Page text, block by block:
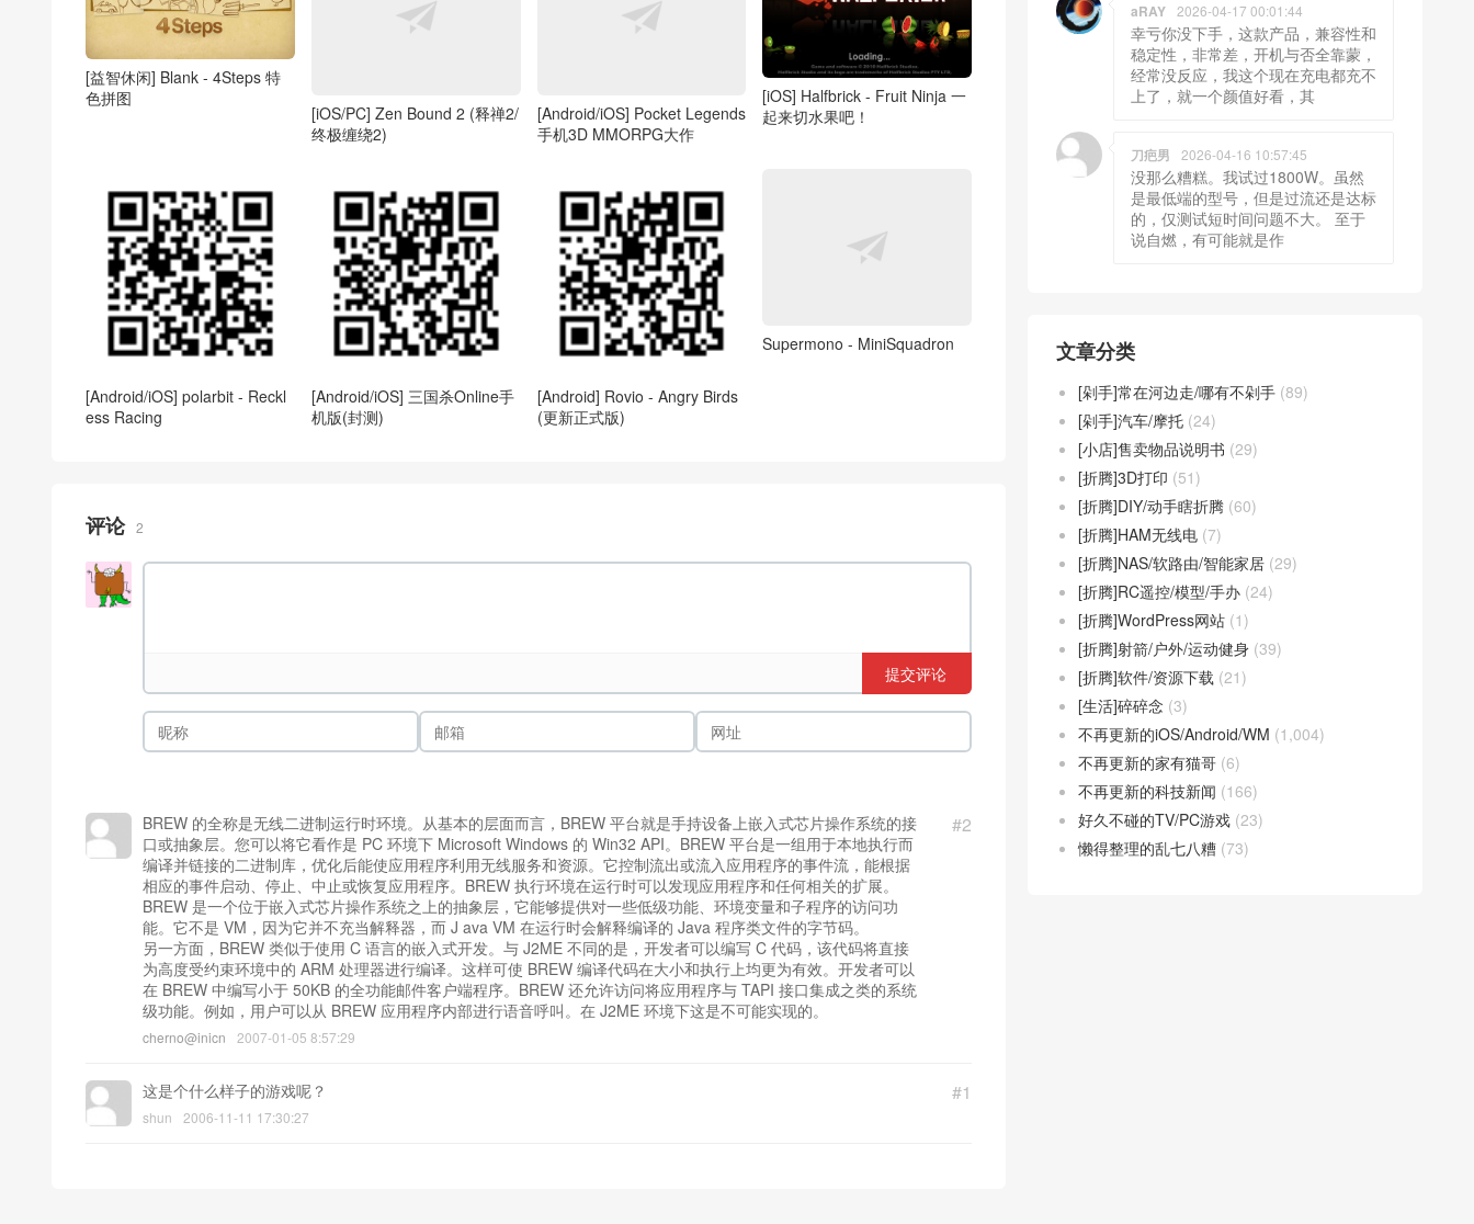
[益智休闲] Blank - 4Steps 特
色拼图
[iOS/PC] Zen Bound 2 (释禅2/
终极缠绕2)
[Android/iOS] Pocket Legends
手机3D MMORPG大作
[iOS] Halfbrick - Fruit Ninja 一
起来切水果吧！
[Android/iOS] polarbit - Reckl
ess Racing
[Android/iOS] 三国杀Online手
机版(封测)
[Android] Rovio - Angry Birds
(更新正式版)
Supermono - MiniSquadron
评论 2
提交评论
#2
BREW 的全称是无线二进制运行时环境。从基本的层面而言，BREW 平台就是手持设备上嵌入式芯片操作系统的接
口或抽象层。您可以将它看作是 PC 环境下 Microsoft Windows 的 Win32 API。BREW 平台是一组用于本地执行而
编译并链接的二进制库，优化后能使应用程序利用无线服务和资源。它控制流出或流入应用程序的事件流，能根据
相应的事件启动、停止、中止或恢复应用程序。BREW 执行环境在运行时可以发现应用程序和任何相关的扩展。
BREW 是一个位于嵌入式芯片操作系统之上的抽象层，它能够提供对一些低级功能、环境变量和子程序的访问功
能。它不是 VM，因为它并不充当解释器，而 J ava VM 在运行时会解释编译的 Java 程序类文件的字节码。
另一方面，BREW 类似于使用 C 语言的嵌入式开发。与 J2ME 不同的是，开发者可以编写 C 代码，该代码将直接
为高度受约束环境中的 ARM 处理器进行编译。这样可使 BREW 编译代码在大小和执行上均更为有效。开发者可以
在 BREW 中编写小于 50KB 的全功能邮件客户端程序。BREW 还允许访问将应用程序与 TAPI 接口集成之类的系统
级功能。例如，用户可以从 BREW 应用程序内部进行语音呼叫。在 J2ME 环境下这是不可能实现的。
cherno@inicn 2007-01-05 8:57:29
#1
这是个什么样子的游戏呢？
shun 2006-11-11 17:30:27
aRAY 2026-04-17 00:01:44
幸亏你没下手，这款产品，兼容性和
稳定性，非常差，开机与否全靠蒙，
经常没反应，我这个现在充电都充不
上了，就一个颜值好看，其
刀疤男 2026-04-16 10:57:45
没那么糟糕。我试过1800W。虽然
是最低端的型号，但是过流还是达标
的，仅测试短时间问题不大。 至于
说自燃，有可能就是作
文章分类
[剁手]常在河边走/哪有不剁手 (89)
[剁手]汽车/摩托 (24)
[小店]售卖物品说明书 (29)
[折腾]3D打印 (51)
[折腾]DIY/动手瞎折腾 (60)
[折腾]HAM无线电 (7)
[折腾]NAS/软路由/智能家居 (29)
[折腾]RC遥控/模型/手办 (24)
[折腾]WordPress网站 (1)
[折腾]射箭/户外/运动健身 (39)
[折腾]软件/资源下载 (21)
[生活]碎碎念 (3)
不再更新的iOS/Android/WM (1,004)
不再更新的家有猫哥 (6)
不再更新的科技新闻 (166)
好久不碰的TV/PC游戏 (23)
懒得整理的乱七八糟 (73)